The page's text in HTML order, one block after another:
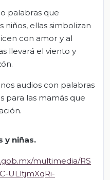
palabras que
niños, ellas simbolizan
con amor y al
llevará el viento y
audios con palabras
para las mamás que
y niñas.
multimedia/RS
ULltjmXqRi-